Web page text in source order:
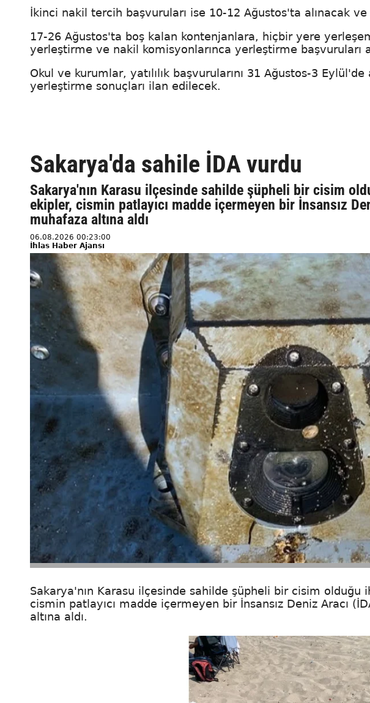
İkinci nakil tercih başvuruları ise 10-12 Ağustos'ta alınacak
17-26 Ağustos'ta boş kalan kontenjanlara, hiçbir yere
yerleştirme ve nakil komisyonlarınca yerleştirme başvuruları
Okul ve kurumlar, yatılılık başvurularını 31 Ağustos-3
yerleştirme sonuçları ilan edilecek.
Sakarya'da sahile İDA vurdu
Sakarya'nın Karasu ilçesinde sahilde şüpheli bir cisim
ekipler, cismin patlayıcı madde içermeyen bir İnsansız
muhafaza altına aldı
06.08.2026 00:23:00
İhlas Haber Ajansı
Sakarya'nın Karasu ilçesinde sahilde şüpheli bir cisim olduğu
cismin patlayıcı madde içermeyen bir İnsansız Deniz Aracı
altına aldı.